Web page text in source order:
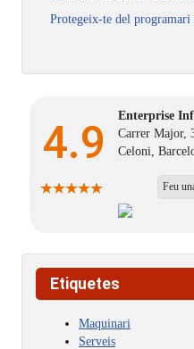
Protegeix-te del programari
4.9
Enterprise
Carrer Major,
Celoni,
Feu
Etiquetes
Maquinari
Serveis